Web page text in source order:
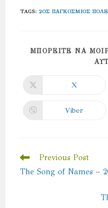
TAGS: 2ΟΣ ΠΑΓΚΌΣΜΙΟΣ
ΜΠΟΡΕΊΤΕ ΝΑ
Opens
new
window
X
Opens
Viber
Read
more
articles
Previous Post
The Song of Names –